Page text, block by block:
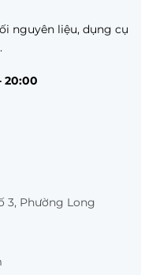
nguyên liệu, dụng cụ
20:00
3, Phường Long